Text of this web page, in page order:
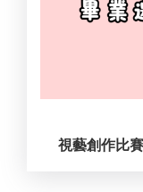
視藝創作比